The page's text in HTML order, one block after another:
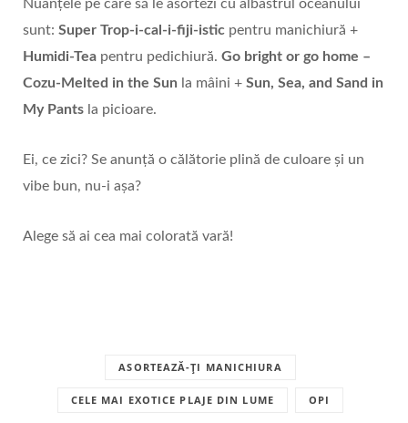
Nuanțele pe care să le asortezi cu albastrul oceanului
sunt: Super Trop-i-cal-i-fiji-istic pentru manichiură +
Humidi-Tea pentru pedichiură. Go bright or go home –
Cozu-Melted in the Sun la mâini + Sun, Sea, and Sand in
My Pants la picioare.
Ei, ce zici? Se anunță o călătorie plină de culoare și un
vibe bun, nu-i așa?
Alege să ai cea mai colorată vară!
ASORTEAZĂ-ȚI MANICHIURA
CELE MAI EXOTICE PLAJE DIN LUME OPI